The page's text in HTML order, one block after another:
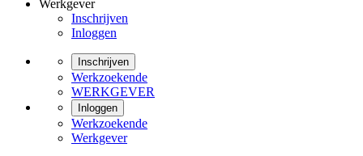
Werkgever
Inschrijven
Inloggen
Inschrijven
Werkzoekende
WERKGEVER
Inloggen
Werkzoekende
Werkgever